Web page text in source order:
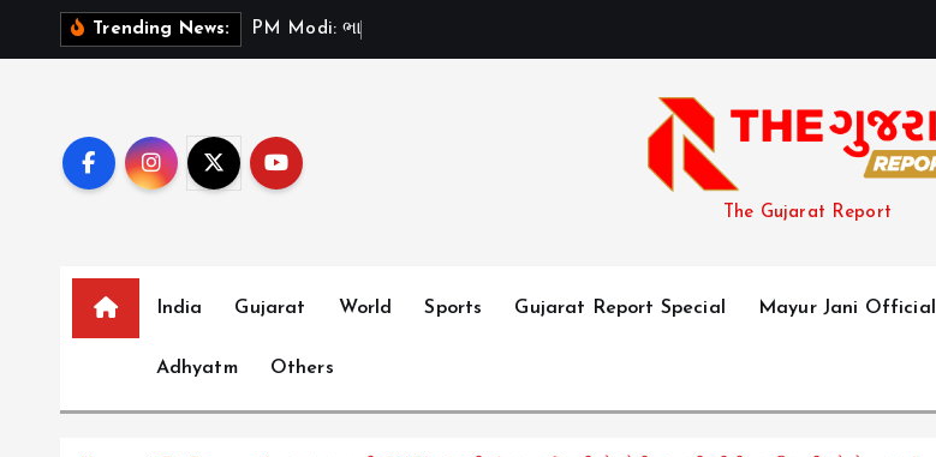
Trending News: P M M o d i: ભ
The Gujarat Report
India Gujarat World Sports Gujarat Report Special Mayur Jani Official
Adhyatm Others